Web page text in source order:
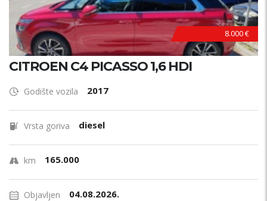
8.000 €
CITROEN C4 PICASSO 1,6 HDI
Godište vozila 2017
Vrsta goriva diesel
km 165.000
Objavljen 04.08.2026.